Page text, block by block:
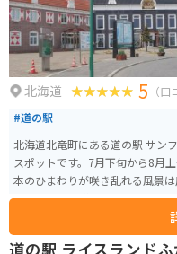
北海道 5 （口
#道の駅
北海道北竜町にある道の駅 サン
スポットです。7月下旬から8月
本のひまわりが咲き乱れる風景
るでしょう。 道の駅には、地元の農産物直売所やレストランがあり、北竜町
産の新鮮な野菜や、ひまわり油
りソフトクリームも人気です。
道の駅 ライスランド